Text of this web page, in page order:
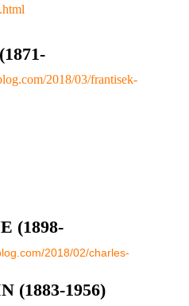
2018/03/frantisek-
(1898-
2018/02/charles-
(1883-1956)